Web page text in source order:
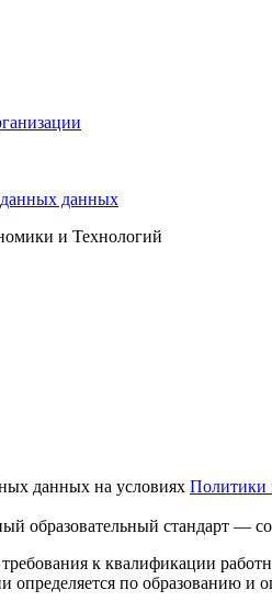
данных данных
и Технологий
данных на условиях Политики
образовательный стандарт —
требования к квалификации
по образованию и